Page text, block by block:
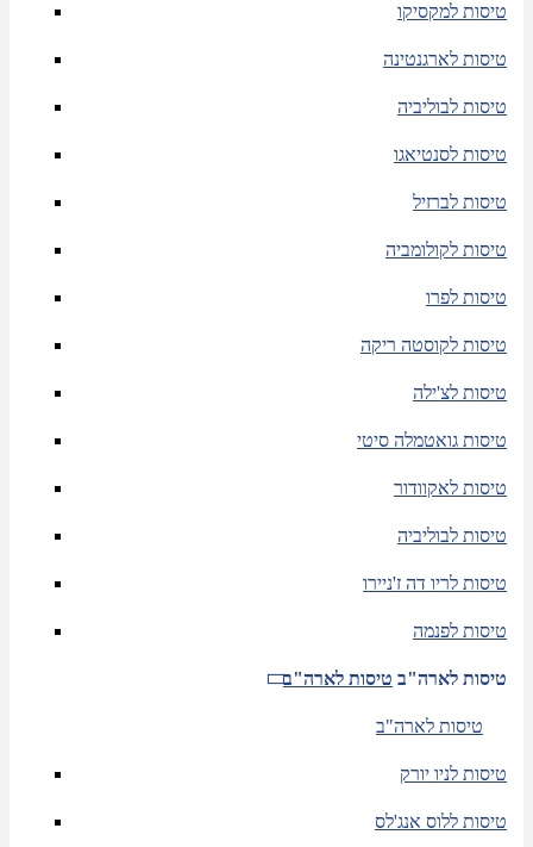
טיסות למקסיקו
טיסות לארגנטינה
טיסות לבוליביה
טיסות לסנטיאגו
טיסות לברזיל
טיסות לקולומביה
טיסות לפרו
טיסות לקוסטה ריקה
טיסות לצ'ילה
טיסות גואטמלה סיטי
טיסות לאקוודור
טיסות לבוליביה
טיסות לריו דה ז'ניירו
טיסות לפנמה
טיסות לארה"ב טיסות לארה"ב
טיסות לארה"ב
טיסות לניו יורק
טיסות ללוס אנג'לס